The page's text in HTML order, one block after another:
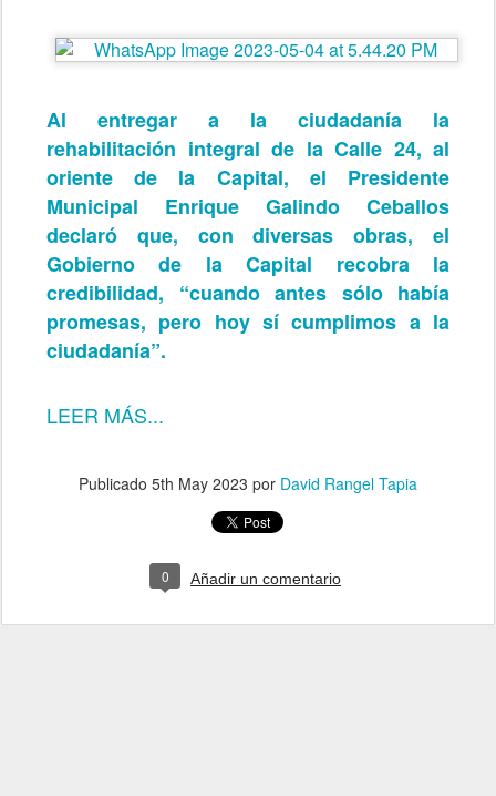
Al entregar a la ciudadanía la
rehabilitación integral de la Calle 24, al
oriente de la Capital, el Presidente
Municipal Enrique Galindo Ceballos
declaró que, con diversas obras, el
Gobierno de la Capital recobra la
credibilidad, “cuando antes sólo había
promesas, pero hoy sí cumplimos a la
ciudadanía”.
LEER MÁS...
Publicado 5th May 2023 por David Rangel Tapia
0 Añadir un comentario